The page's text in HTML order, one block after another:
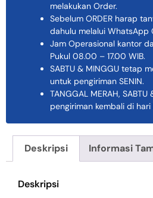
melakukan Order.
Sebelum ORDER harap
dahulu melalui WhatsApp
Jam Operasional kantor
Pukul 08.00 – 17.00 WIB.
SABTU & MINGGU tetap
untuk pengiriman SENIN.
TANGGAL MERAH, SABTU
pengiriman kembali di
Deskripsi Informasi
Deskripsi